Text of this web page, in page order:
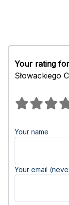
Your rating
Słowackiego
Your name
Your email